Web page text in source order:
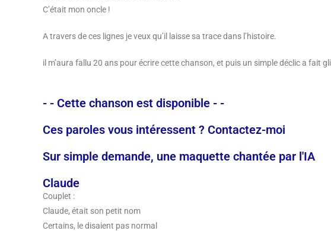
C’était mon oncle !
A travers de ces lignes je veux qu’il laisse sa trace dans l’histoire.
il m’aura fallu 20 ans pour écrire cette chanson, et puis un simple déclic a fait
- - Cette chanson est disponible - -
Ces paroles vous intéressent ? Contactez-moi
Sur simple demande, une maquette chantée par l'IA
Claude
Couplet :
Claude, était son petit nom
Certains, le disaient pas normal